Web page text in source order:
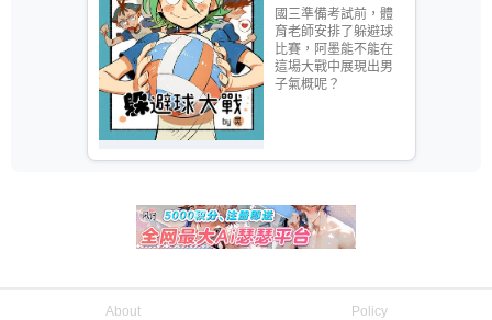
國三準備考試前，體
育老師安排了躲避球
比賽，阿墨能不能在
這場大戰中展現出男
子氣概呢？
About Policy